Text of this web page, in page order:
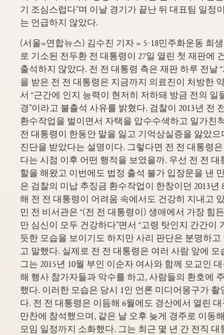
기 조심스럽다”며 이날 경기가 끝난 뒤 대표팀 일정
는 언급하지 않았다.
(서울=연합뉴스) 김수진 기자 = 5·18민주화운동 희
로 기소된 전두환 전 대통령이 27일 열린 첫 재판에
출석하지 않았다. 전 전 대통령 측은 재판 하루 전날
을 받은 전 전 대통령은 지금까지 의료진이 처방한
서 “근간에 인지 능력이 현저히 저하돼 방금 전의 일
경”이라고 불출석 사유를 밝혔다. 검찰이 2013년 전
환수작업을 벌이면서 자택을 압수수색하고 일가친
전 대통령이 한동안 말을 잃고 기억상실증을 앓았
진단을 받았다는 설명이다. 그렇다면 전 전 대통령
다는 시점 이후 어떤 행적을 보였을까. 우선 전 전
할을 해왔고 이번에도 법정 출석 불가 입장문을 낸
은 검찰의 미납 추징금 환수작업이 한창이던 2013년
해 전 전 대통령이 어려움 속에서도 건강히 지내고
민 전 비서관은 “(전 전 대통령이) 생애에서 가장 힘
만 심신이 모두 건강하다”면서 “고령 탓인지 간간이
듯한 모습을 보이기도 하지만 사리 판단은 분명하
고 말했다. 실제로 전 전 대통령은 여러 사람 앞에
그는 2015년 10월 부인 이순자 여사와 함께 모교인
해 행사 참가자들과 악수를 하고, 사람들의 환호에
했다. 이러한 모습은 당시 1인 언론 미디어몽구가
다. 전 전 대통령은 이듬해 6월에도 경산에서 열린
만찬에 참석했으며, 같은 날 오후 늦게 경주로 이동
모임 일정까지 소화했다. 그는 최근 몇 년 간 전직